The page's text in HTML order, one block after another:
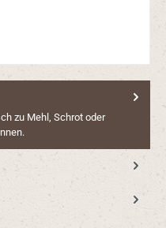
zu Mehl, Schrot oder